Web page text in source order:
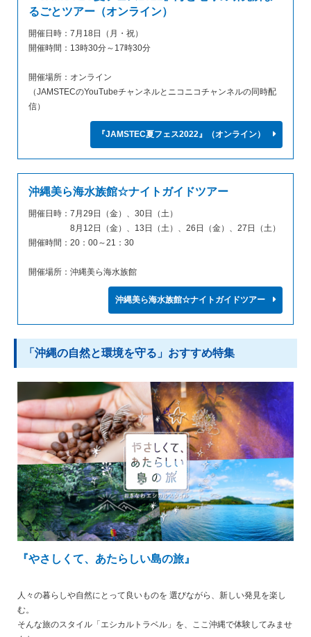
るごとツアー（オンライン）
開催日時：7月18日（月・祝）
開催時間：13時30分～17時30分
開催場所：オンライン
（JAMSTECのYouTubeチャンネルとニコニコチャンネルの同時配
信）
『JAMSTEC夏フェス2022』（オンライン）
沖縄美ら海水族館☆ナイトガイドツアー
開催日時：7月29日（金）、30日（土）
8月12日（金）、13日（土）、26日（金）、27日（土）
開催時間：20：00～21：30
開催場所：沖縄美ら海水族館
沖縄美ら海水族館☆ナイトガイドツアー
「沖縄の自然と環境を守る」おすすめ特集
『やさしくて、あたらしい島の旅』
人々の暮らしや自然にとって良いものを 選びながら、新しい発見を楽し
む。
そんな旅のスタイル「エシカルトラベル」を、ここ沖縄で体験してみませ